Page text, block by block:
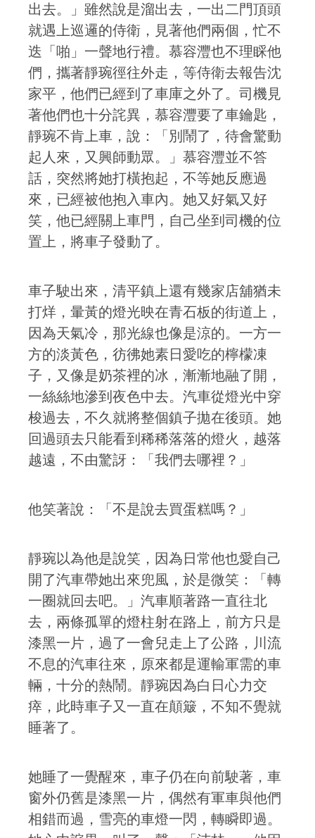
出去。」雖然說是溜出去，一出二門頂頭
就遇上巡邏的侍衛，見著他們兩個，忙不
迭「啪」一聲地行禮。慕容灃也不理睬他
們，攜著靜琬徑往外走，等侍衛去報告沈
家平，他們已經到了車庫之外了。司機見
著他們也十分詫異，慕容灃要了車鑰匙，
靜琬不肯上車，說：「別鬧了，待會驚動
起人來，又興師動眾。」慕容灃並不答
話，突然將她打橫抱起，不等她反應過
來，已經被他抱入車內。她又好氣又好
笑，他已經關上車門，自己坐到司機的位
置上，將車子發動了。
車子駛出來，清平鎮上還有幾家店舖猶未
打烊，暈黃的燈光映在青石板的街道上，
因為天氣冷，那光線也像是涼的。一方一
方的淡黃色，彷彿她素日愛吃的檸檬凍
子，又像是奶茶裡的冰，漸漸地融了開，
一絲絲地滲到夜色中去。汽車從燈光中穿
梭過去，不久就將整個鎮子拋在後頭。她
回過頭去只能看到稀稀落落的燈火，越落
越遠，不由驚訝：「我們去哪裡？」
他笑著說：「不是說去買蛋糕嗎？」
靜琬以為他是說笑，因為日常他也愛自己
開了汽車帶她出來兜風，於是微笑：「轉
一圈就回去吧。」汽車順著路一直往北
去，兩條孤單的燈柱射在路上，前方只是
漆黑一片，過了一會兒走上了公路，川流
不息的汽車往來，原來都是運輸軍需的車
輛，十分的熱鬧。靜琬因為白日心力交
瘁，此時車子又一直在顛簸，不知不覺就
睡著了。
她睡了一覺醒來，車子仍在向前駛著，車
窗外仍舊是漆黑一片，偶然有軍車與他們
相錯而過，雪亮的車燈一閃，轉瞬即過。